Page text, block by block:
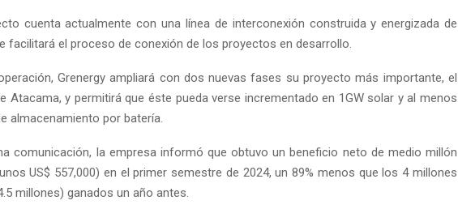
cuenta actualmente con una línea de interconexión construida y energizada de
facilitará el proceso de conexión de los proyectos en desarrollo.
Grenergy ampliará con dos nuevas fases su proyecto más importante, el
Atacama, y permitirá que éste pueda verse incrementado en 1GW solar y al menos
almacenamiento por batería.
comunicación, la empresa informó que obtuvo un beneficio neto de medio millón
US$ 557,000) en el primer semestre de 2024, un 89% menos que los 4 millones
millones) ganados un año antes.